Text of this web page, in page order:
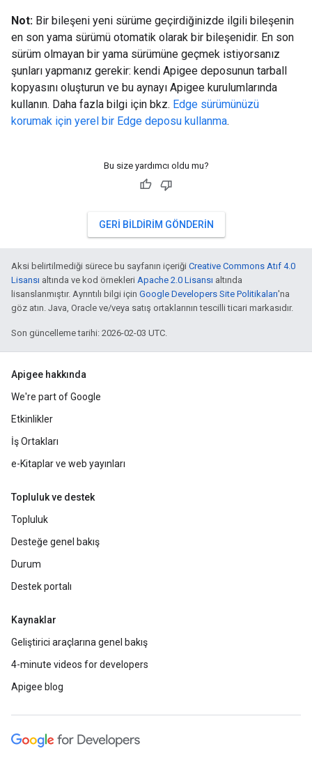
Not: Bir bileşeni yeni sürüme geçirdiğinizde ilgili bileşenin
en son yama sürümü otomatik olarak bir bileşenidir. En son
sürüm olmayan bir yama sürümüne geçmek istiyorsanız
şunları yapmanız gerekir: kendi Apigee deposunun tarball
kopyasını oluşturun ve bu aynayı Apigee kurulumlarında
kullanın. Daha fazla bilgi için bkz. Edge sürümünüzü
korumak için yerel bir Edge deposu kullanma.
Bu size yardımcı oldu mu?
GERI BILDIRIM GÖNDERIN
Aksi belirtilmediği sürece bu sayfanın içeriği Creative Commons Atıf 4.0
Lisansı altında ve kod örnekleri Apache 2.0 Lisansı altında
lisanslanmıştır. Ayrıntılı bilgi için Google Developers Site Politikaları'na
göz atın. Java, Oracle ve/veya satış ortaklarının tescilli ticari markasıdır.
Son güncelleme tarihi: 2026-02-03 UTC.
Apigee hakkında
We're part of Google
Etkinlikler
İş Ortakları
e-Kitaplar ve web yayınları
Topluluk ve destek
Topluluk
Desteğe genel bakış
Durum
Destek portalı
Kaynaklar
Geliştirici araçlarına genel bakış
4-minute videos for developers
Apigee blog